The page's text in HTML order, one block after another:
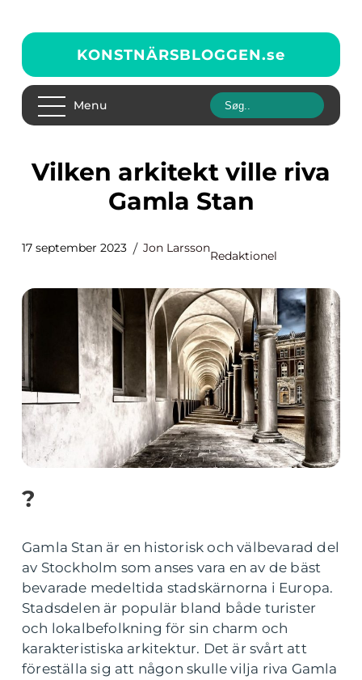
KONSTNÄRSBLOGGEN.se
Menu
Vilken arkitekt ville riva
Gamla Stan
17 september 2023 Jon Larsson
Redaktionel
?
Gamla Stan är en historisk och välbevarad del
av Stockholm som anses vara en av de bäst
bevarade medeltida stadskärnorna i Europa.
Stadsdelen är populär bland både turister
och lokalbefolkning för sin charm och
karakteristiska arkitektur. Det är svårt att
föreställa sig att någon skulle vilja riva Gamla